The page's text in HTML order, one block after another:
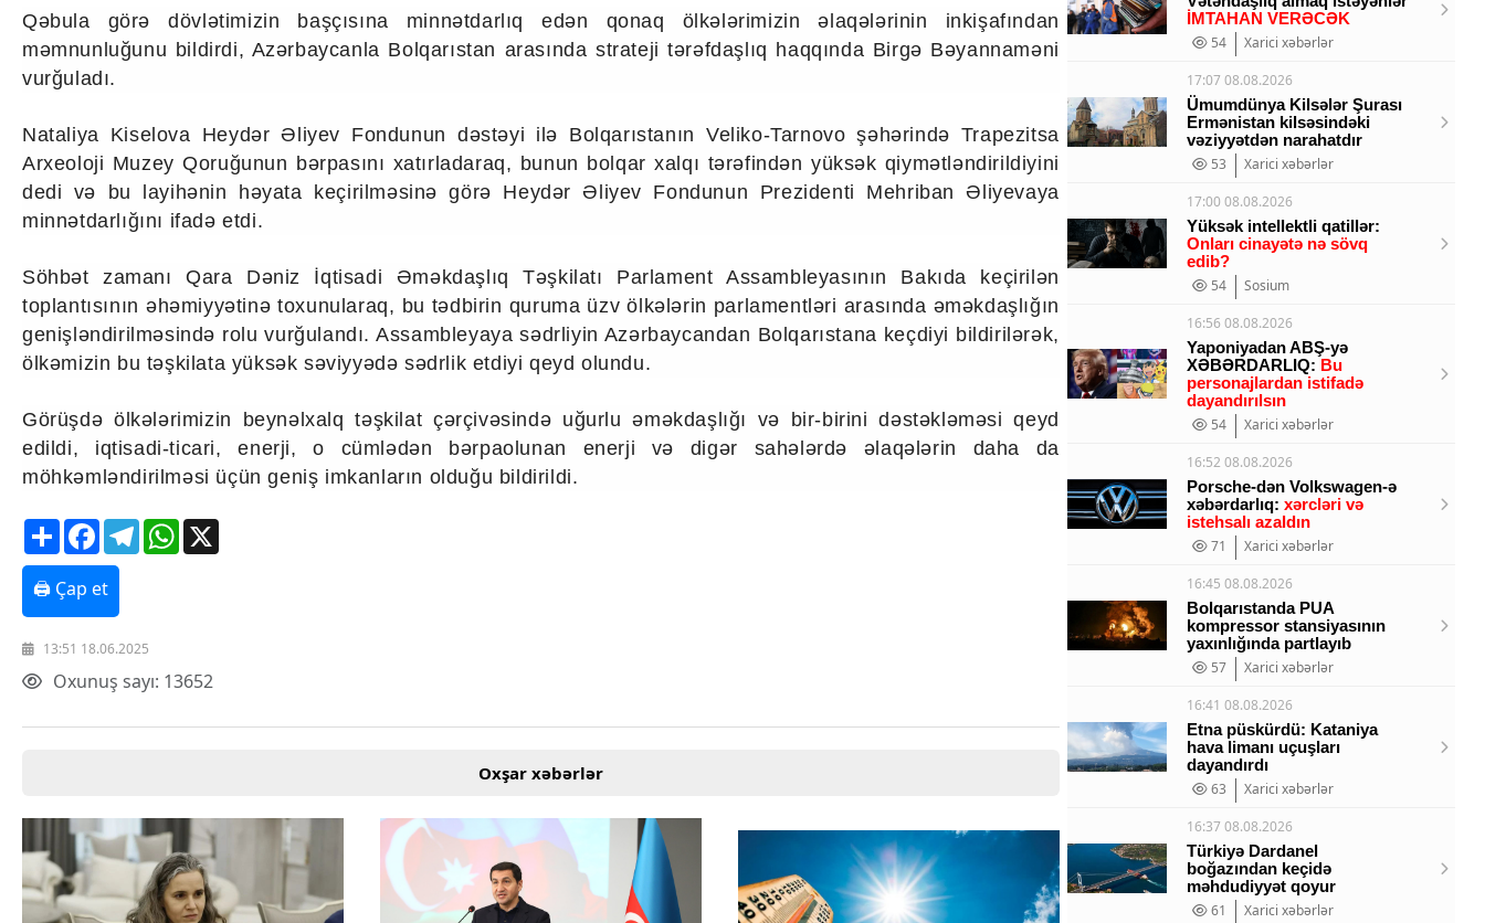
Qəbula görə dövlətimizin başçısına minnətdarlıq edən qonaq ölkələrimizin əlaqələrinin inkişafından
məmnunluğunu bildirdi, Azərbaycanla Bolqarıstan arasında strateji tərəfdaşlıq haqqında Birgə Bəyannaməni
vurğuladı.
Nataliya Kiselova Heydər Əliyev Fondunun dəstəyi ilə Bolqarıstanın Veliko-Tarnovo şəhərində Trapezitsa
Arxeoloji Muzey Qoruğunun bərpasını xatırladaraq, bunun bolqar xalqı tərəfindən yüksək qiymətləndirildiyini
dedi və bu layihənin həyata keçirilməsinə görə Heydər Əliyev Fondunun Prezidenti Mehriban Əliyevaya
minnətdarlığını ifadə etdi.
Söhbət zamanı Qara Dəniz İqtisadi Əməkdaşlıq Təşkilatı Parlament Assambleyasının Bakıda keçirilən
toplantısının əhəmiyyətinə toxunularaq, bu tədbirin quruma üzv ölkələrin parlamentləri arasında əməkdaşlığın
genişləndirilməsində rolu vurğulandı. Assambleyaya sədrliyin Azərbaycandan Bolqarıstana keçdiyi bildirilərək,
ölkəmizin bu təşkilata yüksək səviyyədə sədrlik etdiyi qeyd olundu.
Görüşdə ölkələrimizin beynəlxalq təşkilat çərçivəsində uğurlu əməkdaşlığı və bir-birini dəstəkləməsi qeyd
edildi, iqtisadi-ticari, enerji, o cümlədən bərpaolunan enerji və digər sahələrdə əlaqələrin daha da
möhkəmləndirilməsi üçün geniş imkanların olduğu bildirildi.
ShareFacebookTelegramWhatsApp
🖨 Çap et
13:51 18.06.2025
Oxunuş sayı: 13652
Oxşar xəbərlər
İMTAHAN VERƏCƏK
54
Xarici xəbərlər
17:07 08.08.2026
Ümumdünya Kilsələr Şurası
Ermənistan kilsəsindəki
vəziyyətdən narahatdır
53
Xarici xəbərlər
17:00 08.08.2026
Yüksək intellektli qatillər:
Onları cinayətə nə sövq
edib?
54
Sosium
16:56 08.08.2026
Yaponiyadan ABŞ-yə
XƏBƏRDARLIQ: Bu
personajlardan istifadə
dayandırılsın
54
Xarici xəbərlər
16:52 08.08.2026
Porsche-dən Volkswagen-ə
xəbərdarlıq: xərcləri və
istehsalı azaldın
71
Xarici xəbərlər
16:45 08.08.2026
Bolqarıstanda PUA
kompressor stansiyasının
yaxınlığında partlayıb
57
Xarici xəbərlər
16:41 08.08.2026
Etna püskürdü: Kataniya
hava limanı uçuşları
dayandırdı
63
Xarici xəbərlər
16:37 08.08.2026
Türkiyə Dardanel
boğazından keçidə
məhdudiyyət qoyur
61
Xarici xəbərlər